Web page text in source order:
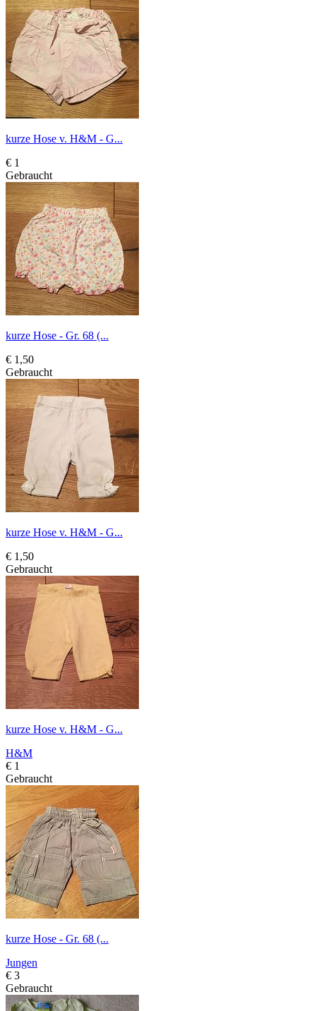
kurze Hose v. H&M - G...
€ 1
Gebraucht
kurze Hose - Gr. 68 (...
€ 1,50
Gebraucht
kurze Hose v. H&M - G...
€ 1,50
Gebraucht
kurze Hose v. H&M - G...
H&M
€ 1
Gebraucht
kurze Hose - Gr. 68 (...
Jungen
€ 3
Gebraucht